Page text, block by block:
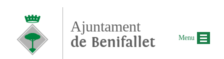
Ajuntament
de Benifallet Menu